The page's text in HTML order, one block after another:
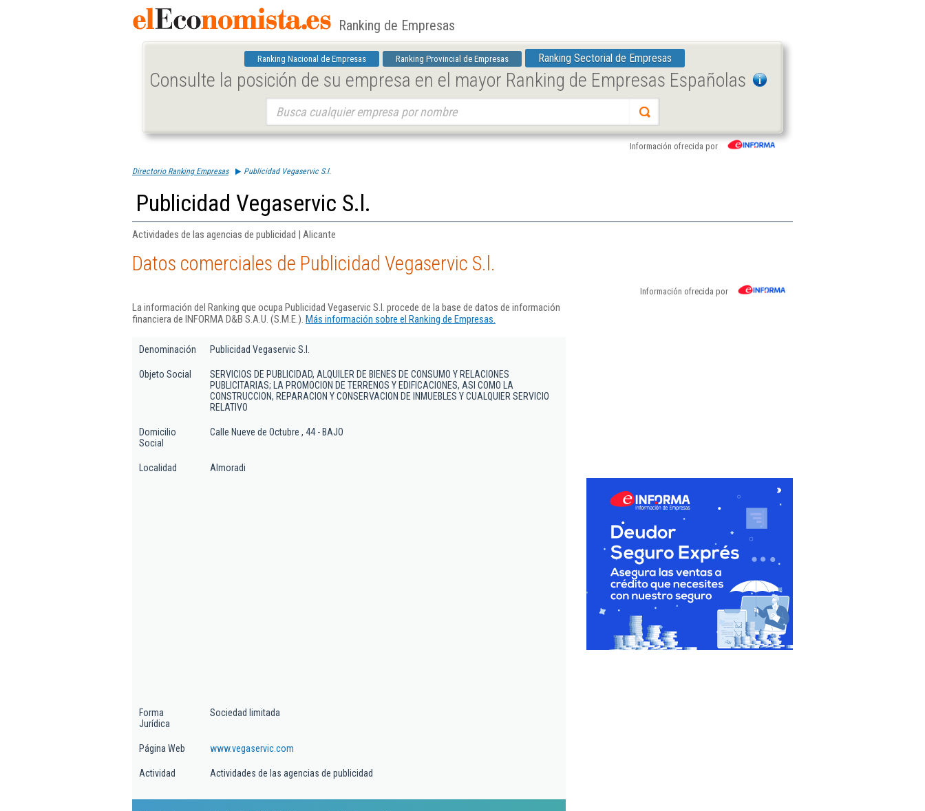
Ranking de Empresas
Ranking Nacional de Empresas Ranking Provincial de Empresas Ranking Sectorial de Empresas
Consulte la posición de su empresa en el mayor Ranking de Empresas Españolas
Información ofrecida por
Directorio Ranking Empresas Publicidad Vegaservic S.l.
Publicidad Vegaservic S.l.
Actividades de las agencias de publicidad | Alicante
Datos comerciales de Publicidad Vegaservic S.l.
Información ofrecida por
La información del Ranking que ocupa Publicidad Vegaservic S.l. procede de la base de datos de información
financiera de INFORMA D&B S.A.U. (S.M.E.). Más información sobre el Ranking de Empresas.
Denominación Publicidad Vegaservic S.l.
Objeto Social
SERVICIOS DE PUBLICIDAD, ALQUILER DE BIENES DE CONSUMO Y RELACIONES
PUBLICITARIAS; LA PROMOCION DE TERRENOS Y EDIFICACIONES, ASI COMO LA
CONSTRUCCION, REPARACION Y CONSERVACION DE INMUEBLES Y CUALQUIER SERVICIO
RELATIVO
Domicilio
Social
Calle Nueve de Octubre , 44 - BAJO
Localidad Almoradi
Forma
Jurídica
Sociedad limitada
Página Web www.vegaservic.com
Actividad Actividades de las agencias de publicidad